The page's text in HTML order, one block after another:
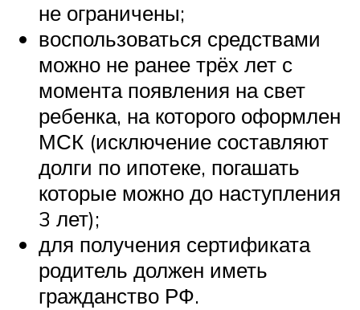
не ограничены;
воспользоваться средствами
можно не ранее трёх лет с
момента появления на свет
ребенка, на которого оформлен
МСК (исключение составляют
долги по ипотеке, погашать
которые можно до наступления
3 лет);
для получения сертификата
родитель должен иметь
гражданство РФ.